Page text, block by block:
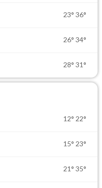
23° 36°
26° 34°
28° 31°
12° 22°
15° 23°
21° 35°